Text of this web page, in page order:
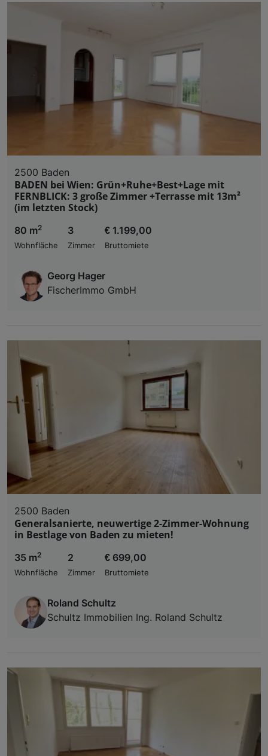
2500 Baden
BADEN bei Wien: Grün+Ruhe+Best+Lage mit
FERNBLICK: 3 große Zimmer +Terrasse mit 13m²
(im letzten Stock)
80 m2
Wohnfläche
3
Zimmer
€ 1.199,00
Bruttomiete
Georg Hager
FischerImmo GmbH
2500 Baden
Generalsanierte, neuwertige 2-Zimmer-Wohnung
in Bestlage von Baden zu mieten!
35 m2
Wohnfläche
2
Zimmer
€ 699,00
Bruttomiete
Roland Schultz
Schultz Immobilien Ing. Roland Schultz